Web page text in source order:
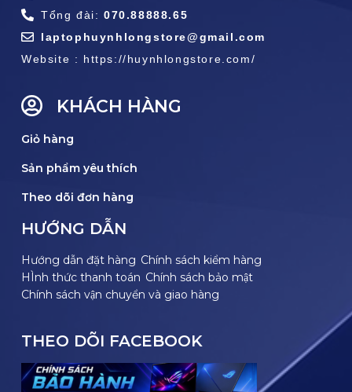
Tổng đài: 070.88888.65
laptophuynhlongstore@gmail.com
Website : https://huynhlongstore.com/
KHÁCH HÀNG
Giỏ hàng
Sản phẩm yêu thích
Theo dõi đơn hàng
HƯỚNG DẪN
Hướng dẫn đặt hàng Chính sách kiểm hàng
HÌnh thức thanh toán Chính sách bảo mật
Chính sách vận chuyển và giao hàng
THEO DÕI FACEBOOK